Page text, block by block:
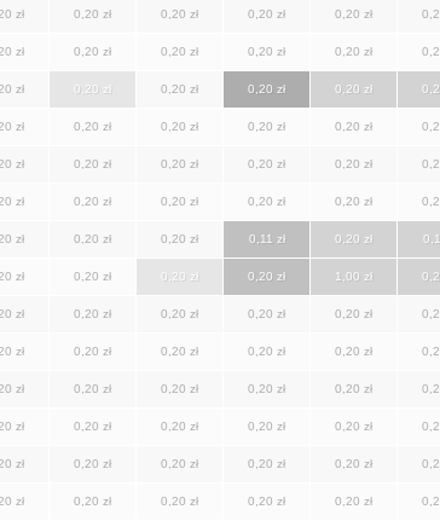
zł 0,20 zł 0,20 zł 0,20 zł 0,20 zł
zł 0,20 zł 0,20 zł 0,20 zł 0,20 zł
zł 0,20 zł 0,20 zł 0,20 zł 0,20 zł
zł 0,20 zł 0,20 zł 0,20 zł 0,20 zł
zł 0,20 zł 0,20 zł 0,20 zł 0,20 zł
zł 0,20 zł 0,20 zł 0,20 zł 0,20 zł
zł 0,20 zł 0,20 zł 0,11 zł 0,20 zł
zł 0,20 zł 0,20 zł 0,20 zł 1,00 zł
zł 0,20 zł 0,20 zł 0,20 zł 0,20 zł
zł 0,20 zł 0,20 zł 0,20 zł 0,20 zł
zł 0,20 zł 0,20 zł 0,20 zł 0,20 zł
zł 0,20 zł 0,20 zł 0,20 zł 0,20 zł
zł 0,20 zł 0,20 zł 0,20 zł 0,20 zł
zł 0,20 zł 0,20 zł 0,20 zł 0,20 zł